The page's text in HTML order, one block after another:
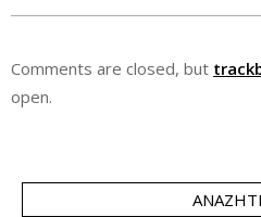
Comments are closed, but
open.